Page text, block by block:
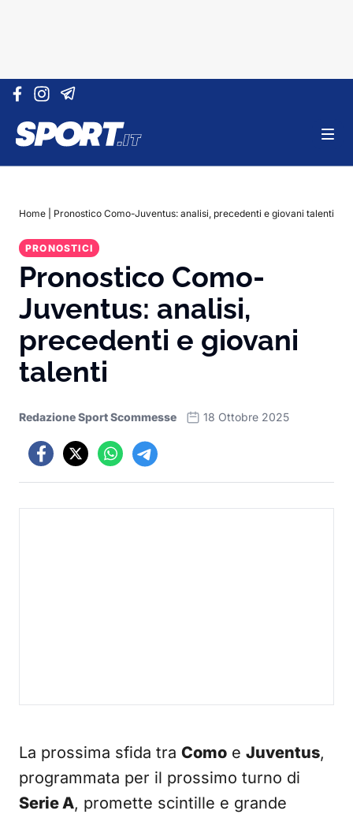
Vai al contenuto
Home Pronostico Como-Juventus: analisi, precedenti e giovani talenti
PRONOSTICI
Pronostico Como-
Juventus: analisi,
precedenti e giovani
talenti
Redazione Sport Scommesse 18 Ottobre 2025
La prossima sfida tra Como e Juventus,
programmata per il prossimo turno di
Serie A, promette scintille e grande